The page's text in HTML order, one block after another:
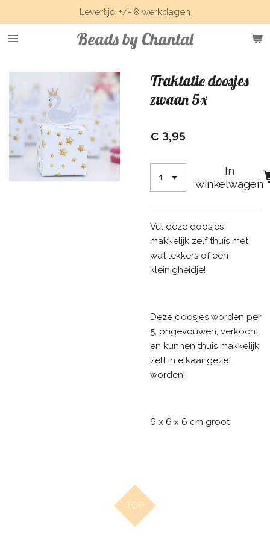
direct
naar
hoofdinhoud
Beads by Chantal
Levertijd +/- 8 werkdagen
Traktatie doosjes
zwaan 5x
€ 3,95
In
winkelwagen
Vul deze doosjes
makkelijk zelf thuis met
wat lekkers of een
kleinigheidje!
Deze doosjes worden per
5, ongevouwen, verkocht
en kunnen thuis makkelijk
zelf in elkaar gezet
worden!
6 x 6 x 6 cm groot
TOP